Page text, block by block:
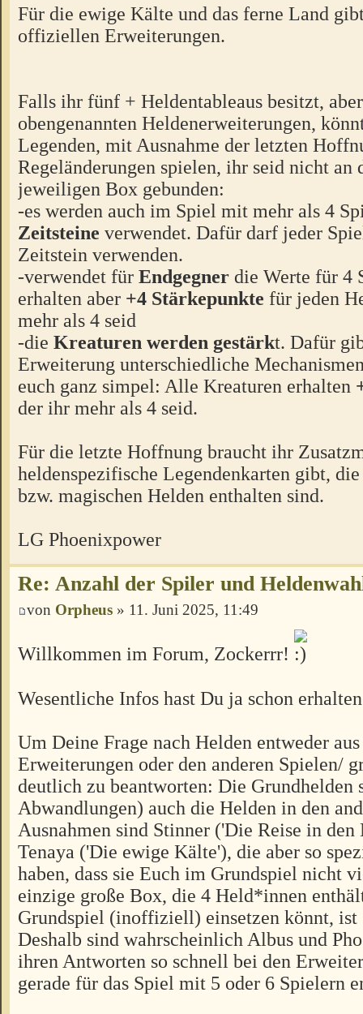
Für die ewige Kälte und das ferne Land
offiziellen Erweiterungen.
Falls ihr fünf + Heldentableaus besitzt,
obengenannten Heldenerweiterungen,
Legenden, mit Ausnahme der letzten
Regeländerungen spielen, ihr seid nicht an
jeweiligen Box gebunden:
-es werden auch im Spiel mit mehr als 4
Zeitsteine verwendet. Dafür darf jeder
Zeitstein verwenden.
-verwendet für Endgegner die Werte für 4
erhalten aber +4 Stärkepunkte für jeden
mehr als 4 seid
-die Kreaturen werden gestärkt. Dafür
Erweiterung unterschiedliche
euch ganz simpel: Alle Kreaturen erhalten
der ihr mehr als 4 seid.
Für die letzte Hoffnung braucht ihr
heldenspezifische Legendenkarten gibt,
bzw. magischen Helden enthalten sind.
LG Phoenixpower
Re: Anzahl der Spiler und
von Orpheus » 11. Juni 2025, 11:49
Willkommen im Forum, Zockerrr!
Wesentliche Infos hast Du ja schon
Um Deine Frage nach Helden entweder
Erweiterungen oder den anderen Spielen/
deutlich zu beantworten: Die Grundhelden
Abwandlungen) auch die Helden in den
Ausnahmen sind Stinner ('Die Reise in den
Tenaya ('Die ewige Kälte'), die aber so
haben, dass sie Euch im Grundspiel nicht
einzige große Box, die 4 Held*innen
Grundspiel (inoffiziell) einsetzen könnt, ist
Deshalb sind wahrscheinlich Albus und
ihren Antworten so schnell bei den
gerade für das Spiel mit 5 oder 6 Spielern